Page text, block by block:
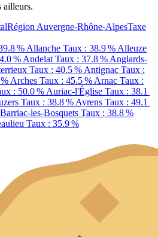
ailleurs.
Région Auvergne-Rhône-AlpesTaxe
% Allanche Taux : 38.9 % Alleuze
% Andelat Taux : 37.8 % Anglards-
Taux : 40.5 % Antignac Taux :
Arches Taux : 45.5 % Arnac Taux :
: 50.0 % Auriac-l'Église Taux : 38.1
Taux : 38.8 % Ayrens Taux : 49.1
Barriac-les-Bosquets Taux : 38.8 %
Taux : 35.9 %